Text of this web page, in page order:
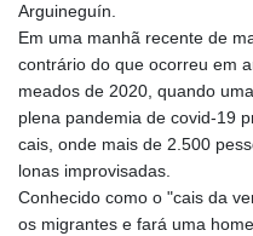
Arguineguín.
Em uma manhã recente de
contrário do que ocorreu em
meados de 2020, quando
plena pandemia de covid-19
cais, onde mais de 2.500
lonas improvisadas.
Conhecido como o "cais da
os migrantes e fará uma